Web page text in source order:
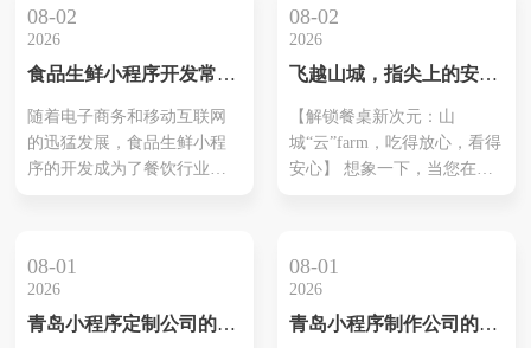
务效率和客户满意度。
能构建到高级优化的全方位
内容，帮助餐饮企业在激烈
的市场竞争中脱颖而出。
08-02
2026
食品生鲜小程序开发常用
随着电子商务和移动互联网
的迅猛发展，食品生鲜小程
序的开发成为了餐饮行业的
多的销售机会和客户资源。
在食品生鲜小程序开发中，
常见的解决方案有哪些呢？
08-02
2026
飞越山城，指尖上的安
程序，让好味道触手可及
【解锁餐桌新次元：山
城“云”farm，吃得放心，看得
安心】 想象一下，当您在繁
眉头紧锁。市面上琳琅满目
的肉类产品，究竟哪个才是
真正安全、新鲜、无添加
08-01
2026
青岛小程序定制公司的领
08-01
2026
青岛小程序制作公司的优